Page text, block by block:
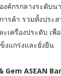
ค์กรกลางระดับน
รค้า รวมทั้งประ
ครื่องประดับ เพื่
งแกร่งและยั่งยืน
Gem ASEAN